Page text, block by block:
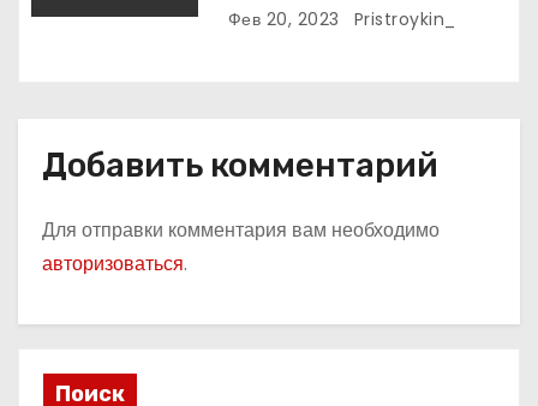
Фев 20, 2023 Pristroykin_
Добавить комментарий
Для отправки комментария вам необходимо
авторизоваться.
Поиск